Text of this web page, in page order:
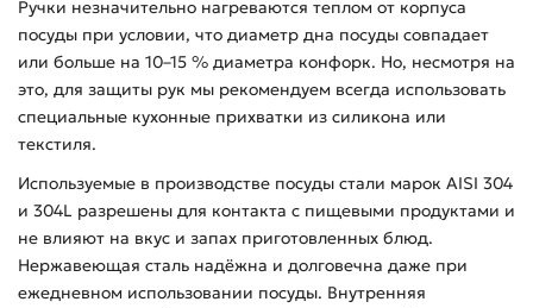
Ручки незначительно нагреваются теплом от корпуса
посуды при условии, что диаметр дна посуды совпадает
или больше на 10–15 % диаметра конфорк. Но, несмотря на
это, для защиты рук мы рекомендуем всегда использовать
специальные кухонные прихватки из силикона или
текстиля.
Используемые в производстве посуды стали марок AISI 304
и 304L разрешены для контакта с пищевыми продуктами и
не влияют на вкус и запах приготовленных блюд.
Нержавеющая сталь надёжна и долговечна даже при
ежедневном использовании посуды. Внутренняя